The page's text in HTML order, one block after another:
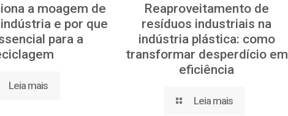
a moagem de
e por que
para a
Leia mais
Reaproveitamento de
resíduos industriais na
indústria plástica: como
transformar desperdício em
eficiência
Leia mais